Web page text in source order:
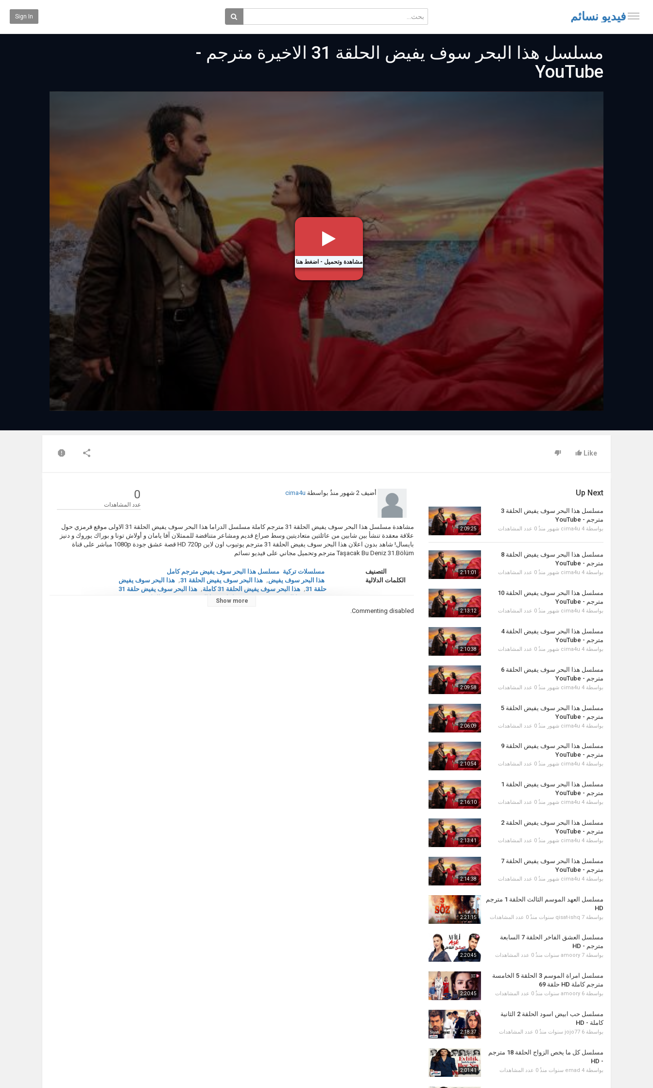
فيديو نسائم Sign In
مسلسل هذا البحر سوف يفيض الحلقة 31 الاخيرة مترجم -
YouTube
مشاهدة وتحميل - اضغط هنا
Like
أضيف2 شهور منذُ بواسطة cima4u
0
عدد المشاهدات
مشاهدة مسلسل هذا البحر سوف يفيض الحلقة 31 مترجم كاملة مسلسل الدراما هذا البحر سوف يفيض الحلقة 31 الاولى موقع قرمزي حول
علاقة معقدة تنشأ بين شابين من عائلتين متعاديتين وسط صراع قديم ومشاعر متناقضة للممثلان آفا يامان و أولاش تونا و بوراك يوروك و دنيز
بايسال! شاهد بدون اعلان هذا البحر سوف يفيض الحلقة 31 مترجم يوتيوب اون لاين HD 720p قصة عشق جودة 1080p مباشر على قناة
Taşacak Bu Deniz 31.Bölüm مترجم وتحميل مجاني على فيديو نسائم
التصنيف مسلسلات تركية مسلسل هذا البحر سوف يفيض مترجم كامل
الكلمات الدلالية
هذا البحر سوف يفيض, هذا البحر سوف يفيض الحلقة 31 , هذا البحر سوف يفيض
حلقة 31
, هذا البحر سوف يفيض الحلقة 31 كاملة ,
هذا البحر سوف يفيض حلقة 31
هذا البحر سوف يفيض 31 , اعلان هذا البحر سوف يفيض الحلقة 31 مترجم
Show more
Commenting disabled.
Up Next
2:09:25
مسلسل هذا البحر سوف يفيض الحلقة 3
مترجم - YouTube
بواسطة cima4u 4 شهور منذُ 0 عدد المشاهدات
2:11:01
مسلسل هذا البحر سوف يفيض الحلقة 8
مترجم - YouTube
بواسطة cima4u 4 شهور منذُ 0 عدد المشاهدات
2:13:12
مسلسل هذا البحر سوف يفيض الحلقة 10
مترجم - YouTube
بواسطة cima4u 4 شهور منذُ 0 عدد المشاهدات
2:10:38
مسلسل هذا البحر سوف يفيض الحلقة 4
مترجم - YouTube
بواسطة cima4u 4 شهور منذُ 0 عدد المشاهدات
2:09:58
مسلسل هذا البحر سوف يفيض الحلقة 6
مترجم - YouTube
بواسطة cima4u 4 شهور منذُ 0 عدد المشاهدات
2:06:09
مسلسل هذا البحر سوف يفيض الحلقة 5
مترجم - YouTube
بواسطة cima4u 4 شهور منذُ 0 عدد المشاهدات
2:10:54
مسلسل هذا البحر سوف يفيض الحلقة 9
مترجم - YouTube
بواسطة cima4u 4 شهور منذُ 0 عدد المشاهدات
2:16:10
مسلسل هذا البحر سوف يفيض الحلقة 1
مترجم - YouTube
بواسطة cima4u 4 شهور منذُ 0 عدد المشاهدات
2:13:41
مسلسل هذا البحر سوف يفيض الحلقة 2
مترجم - YouTube
بواسطة cima4u 4 شهور منذُ 0 عدد المشاهدات
2:14:38
مسلسل هذا البحر سوف يفيض الحلقة 7
مترجم - YouTube
بواسطة cima4u 4 شهور منذُ 0 عدد المشاهدات
2:21:15
مسلسل العهد الموسم الثالث الحلقة 1 مترجم
HD
بواسطة qisat-ishq 7 سنوات منذُ 0 عدد المشاهدات
2:20:45
مسلسل العشق الفاخر الحلقة 7 السابعة
مترجم - HD
بواسطة amoory 7 سنوات منذُ 0 عدد المشاهدات
2:20:45
مسلسل امراة الموسم 3 الحلقة 5 الخامسة
مترجم كاملة HD حلقة 69
بواسطة amoory 6 سنوات منذُ 0 عدد المشاهدات
2:18:37
مسلسل حب ابيض اسود الحلقة 2 الثانية
كاملة - HD
بواسطة jojo77 6 سنوات منذُ 0 عدد المشاهدات
2:01:41
مسلسل كل ما يخص الزواج الحلقة 18 مترجم
- HD
بواسطة emad 4 سنوات منذُ 0 عدد المشاهدات